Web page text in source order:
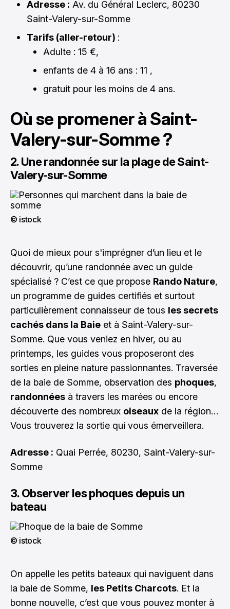
Adresse : Av. du Général Leclerc, 80230
Saint-Valery-sur-Somme
Tarifs (aller-retour) :
Adulte : 15 €,
enfants de 4 à 16 ans : 11 ,
gratuit pour les moins de 4 ans.
Où se promener à Saint-
Valery-sur-Somme ?
2. Une randonnée sur la plage de Saint-
Valery-sur-Somme
© istock
Quoi de mieux pour s'imprégner d’un lieu et le
découvrir, qu’une randonnée avec un guide
spécialisé ? C’est ce que propose Rando Nature,
un programme de guides certifiés et surtout
particulièrement connaisseur de tous les secrets
cachés dans la Baie et à Saint-Valery-sur-
Somme. Que vous veniez en hiver, ou au
printemps, les guides vous proposeront des
sorties en pleine nature passionnantes. Traversée
de la baie de Somme, observation des phoques,
randonnées à travers les marées ou encore
découverte des nombreux oiseaux de la région…
Vous trouverez la sortie qui vous émerveillera.
Adresse : Quai Perrée, 80230, Saint-Valery-sur-
Somme
3. Observer les phoques depuis un
bateau
© istock
On appelle les petits bateaux qui naviguent dans
la baie de Somme, les Petits Charcots. Et la
bonne nouvelle, c’est que vous pouvez monter à